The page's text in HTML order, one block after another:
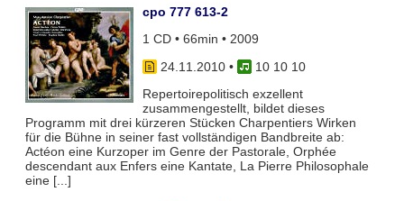
cpo 777 613-2
1 CD • 66min • 2009
24.11.2010•
10 10 10
Repertoirepolitisch exzellent
zusammengestellt, bildet dieses
Programm mit drei kürzeren Stücken Charpentiers Wirken
für die Bühne in seiner fast vollständigen Bandbreite ab:
Actéon eine Kurzoper im Genre der Pastorale, Orphée
descendant aux Enfers eine Kantate, La Pierre Philosophale
eine [...]